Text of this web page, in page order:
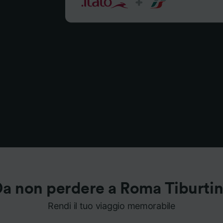
non perdere a Roma
Rendi il tuo viaggio memorabile